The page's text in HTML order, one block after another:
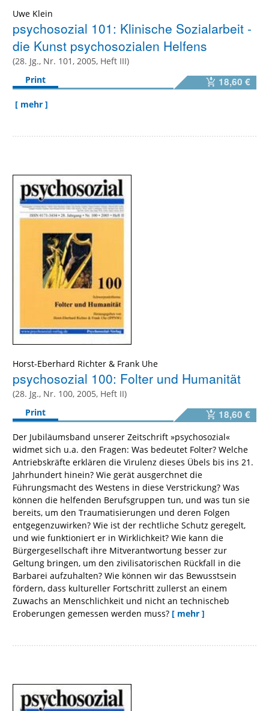
Uwe Klein
psychosozial 101: Klinische Sozialarbeit -
die Kunst psychosozialen Helfens
(28. Jg., Nr. 101, 2005, Heft III)
Print
18,60 €
[ mehr ]
Horst-Eberhard Richter & Frank Uhe
psychosozial 100: Folter und Humanität
(28. Jg., Nr. 100, 2005, Heft II)
Print
18,60 €
Der Jubiläumsband unserer Zeitschrift »psychosozial«
widmet sich u.a. den Fragen: Was bedeutet Folter? Welche
Antriebskräfte erklären die Virulenz dieses Übels bis ins 21.
Jahrhundert hinein? Wie gerät ausgerchnet die
Führungsmacht des Westens in diese Verstrickung? Was
können die helfenden Berufsgruppen tun, und was tun sie
bereits, um den Traumatisierungen und deren Folgen
entgegenzuwirken? Wie ist der rechtliche Schutz geregelt,
und wie funktioniert er in Wirklichkeit? Wie kann die
Bürgergesellschaft ihre Mitverantwortung besser zur
Geltung bringen, um den zivilisatorischen Rückfall in die
Barbarei aufzuhalten? Wie können wir das Bewusstsein
fördern, dass kultureller Fortschritt zullerst an einem
Zuwachs an Menschlichkeit und nicht an technischeb
Eroberungen gemessen werden muss? [ mehr ]